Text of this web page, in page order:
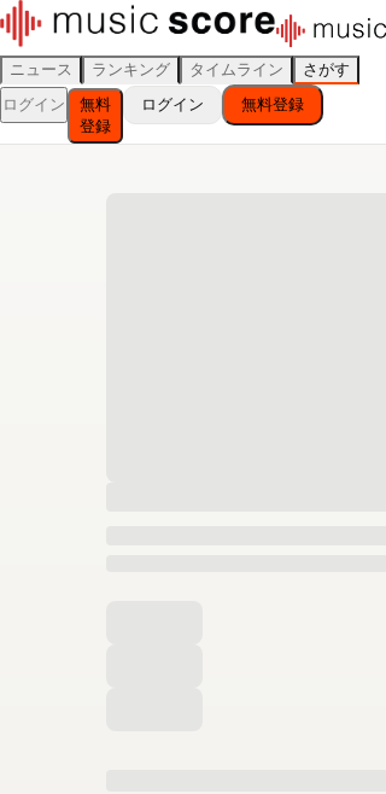
ニュース ランキング タイムライン
さがす
ログイン
無料
登録
ログイン 無料登録